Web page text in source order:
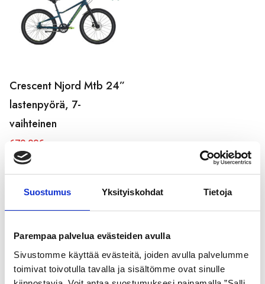
Suostumus Yksityiskohdat Tietoja
Parempaa palvelua evästeiden avulla
Sivustomme käyttää evästeitä, joiden avulla palvelumme
toimivat toivotulla tavalla ja sisältömme ovat sinulle
Crescent Njord Mtb 24”
lastenpyörä, 7-
vaihteinen
679,00€
Koko
16" (2)
20" (2)